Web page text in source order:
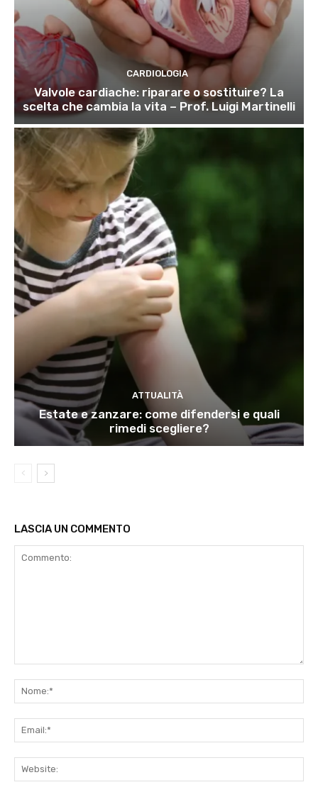
CARDIOLOGIA
Valvole cardiache: riparare o sostituire? La
scelta che cambia la vita – Prof. Luigi Martinelli
ATTUALITÀ
Estate e zanzare: come difendersi e quali
rimedi scegliere?
LASCIA UN COMMENTO